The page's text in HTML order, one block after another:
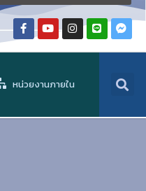
หน่วยงานภายใน